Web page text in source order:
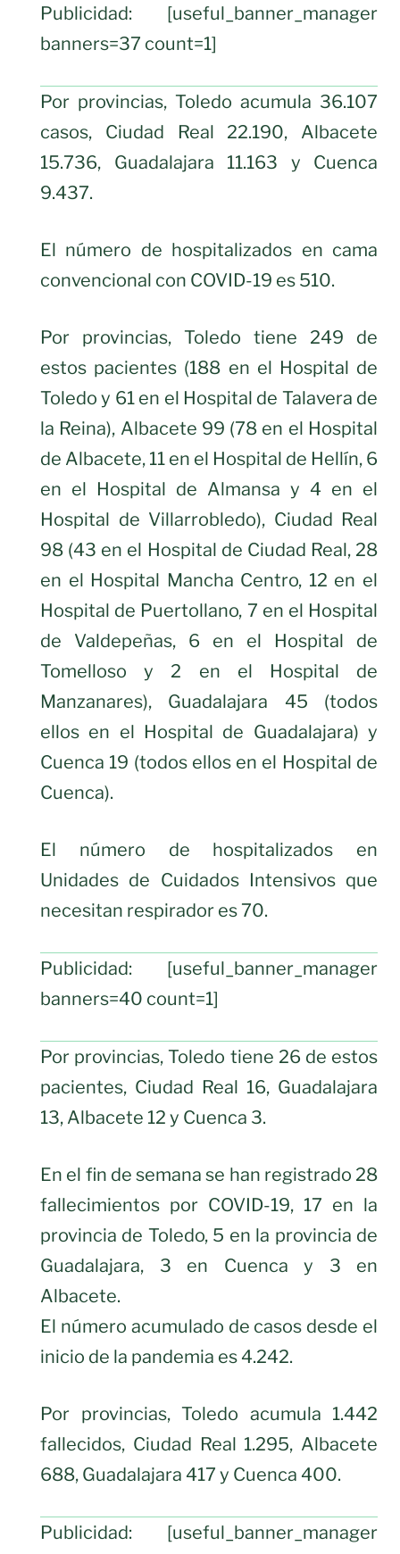
Publicidad: [useful_banner_manager
banners=37 count=1]
Por provincias, Toledo acumula 36.107
casos, Ciudad Real 22.190, Albacete
15.736, Guadalajara 11.163 y Cuenca
9.437.
El número de hospitalizados en cama
convencional con COVID-19 es 510.
Por provincias, Toledo tiene 249 de
estos pacientes (188 en el Hospital de
Toledo y 61 en el Hospital de Talavera de
la Reina), Albacete 99 (78 en el Hospital
de Albacete, 11 en el Hospital de Hellín, 6
en el Hospital de Almansa y 4 en el
Hospital de Villarrobledo), Ciudad Real
98 (43 en el Hospital de Ciudad Real, 28
en el Hospital Mancha Centro, 12 en el
Hospital de Puertollano, 7 en el Hospital
de Valdepeñas, 6 en el Hospital de
Tomelloso y 2 en el Hospital de
Manzanares), Guadalajara 45 (todos
ellos en el Hospital de Guadalajara) y
Cuenca 19 (todos ellos en el Hospital de
Cuenca).
El número de hospitalizados en
Unidades de Cuidados Intensivos que
necesitan respirador es 70.
Publicidad: [useful_banner_manager
banners=40 count=1]
Por provincias, Toledo tiene 26 de estos
pacientes, Ciudad Real 16, Guadalajara
13, Albacete 12 y Cuenca 3.
En el fin de semana se han registrado 28
fallecimientos por COVID-19, 17 en la
provincia de Toledo, 5 en la provincia de
Guadalajara, 3 en Cuenca y 3 en
Albacete.
El número acumulado de casos desde el
inicio de la pandemia es 4.242.
Por provincias, Toledo acumula 1.442
fallecidos, Ciudad Real 1.295, Albacete
688, Guadalajara 417 y Cuenca 400.
Publicidad: [useful_banner_manager